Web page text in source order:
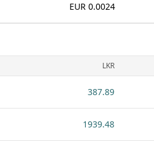
0.0024 EUR
LKR
387.89
1939.48